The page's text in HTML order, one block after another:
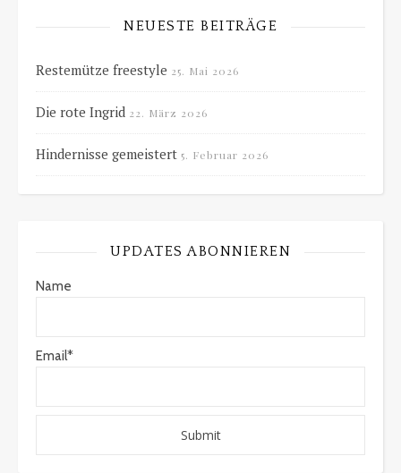
NEUESTE BEITRÄGE
Restemütze freestyle 25. Mai 2026
Die rote Ingrid 22. März 2026
Hindernisse gemeistert 5. Februar 2026
UPDATES ABONNIEREN
Name
Email*